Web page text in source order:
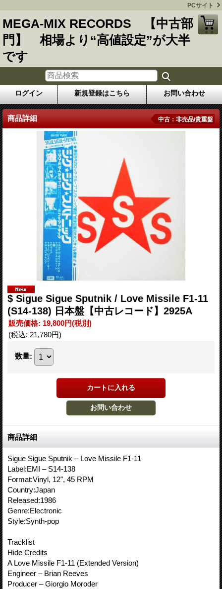
PCサイト
MEGA-MIX RECORDS 【中古部
門】 相場より“高値設定”が大半
です
ログイン 新規登録はこちら お問い合わせ
商品詳細 中古：非売品/貴重盤
$ Sigue Sigue Sputnik / Love Missile F1-11
(S14-138) 日本盤【中古レコード】2925A
販売価格: 19,800円(税別)
(税込: 21,780円)
数量:
商品詳細
Sigue Sigue Sputnik – Love Missile F1-11
Label:EMI – S14-138
Format:Vinyl, 12", 45 RPM
Country:Japan
Released:1986
Genre:Electronic
Style:Synth-pop
Tracklist
Hide Credits
A Love Missile F1-11 (Extended Version)
Engineer – Brian Reeves
Producer – Giorgio Moroder